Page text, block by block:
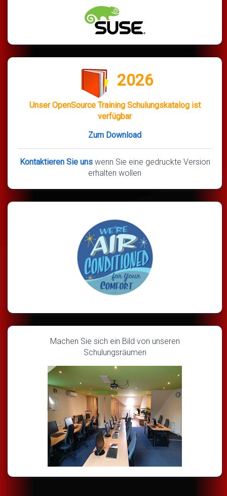
2026
Unser OpenSource Training Schulungskatalog ist
verfügbar
Zum Download
Kontaktieren Sie uns wenn Sie eine gedruckte Version
erhalten wollen
Machen Sie sich ein Bild von unseren
Schulungsräumen